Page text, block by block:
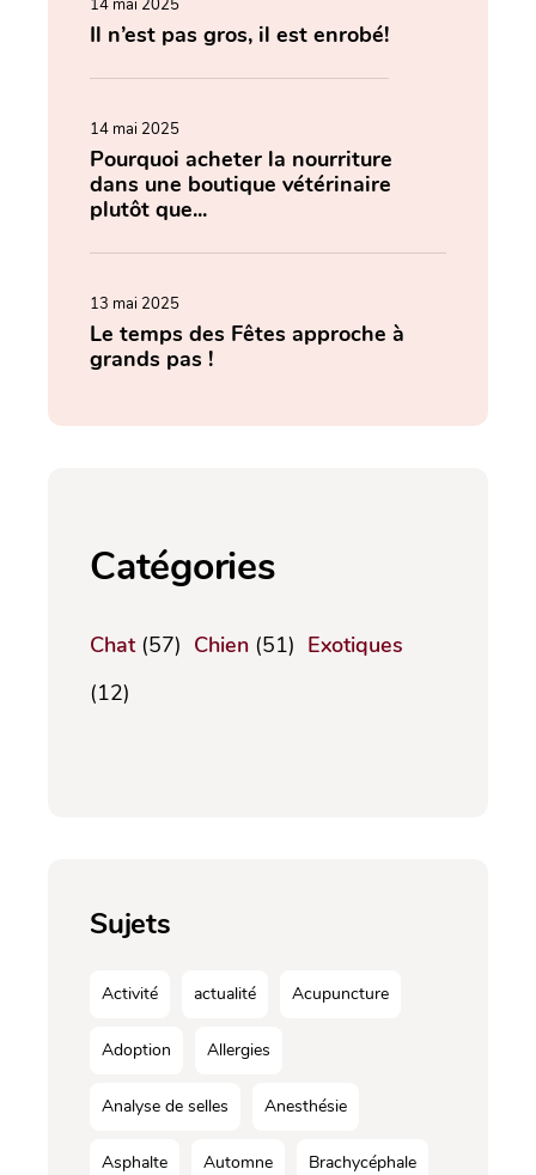
Il n’est pas gros, il est enrobé!
14 mai 2025
Pourquoi acheter la nourriture
dans une boutique vétérinaire
plutôt que...
13 mai 2025
Le temps des Fêtes approche à
grands pas !
Catégories
Chat(57) Chien (51) Exotiques
(12)
Sujets
Activité actualité Acupuncture
Adoption Allergies
Analyse de selles Anesthésie
Asphalte Automne Brachycéphale